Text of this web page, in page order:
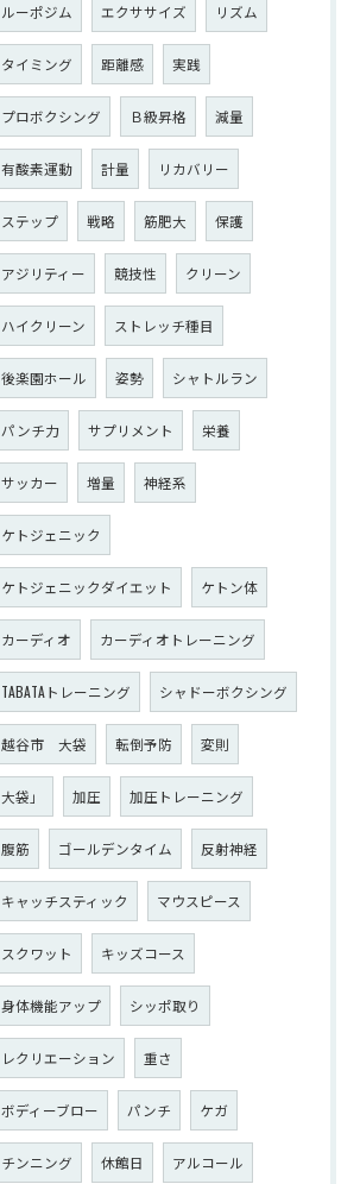
ルーポジム エクササイズ リズム
タイミング 距離感 実践
プロボクシング Ｂ級昇格 減量
有酸素運動 計量 リカバリー
ステップ 戦略 筋肥大 保護
アジリティー 競技性 クリーン
ハイクリーン ストレッチ種目
後楽園ホール 姿勢 シャトルラン
パンチ力 サプリメント 栄養
サッカー 増量 神経系
ケトジェニック
ケトジェニックダイエット ケトン体
カーディオ カーディオトレーニング
TABATAトレーニング シャドーボクシング
越谷市 大袋 転倒予防 変則
大袋」 加圧 加圧トレーニング
腹筋 ゴールデンタイム 反射神経
キャッチスティック マウスピース
スクワット キッズコース
身体機能アップ シッポ取り
レクリエーション 重さ
ボディーブロー パンチ ケガ
チンニング 休館日 アルコール